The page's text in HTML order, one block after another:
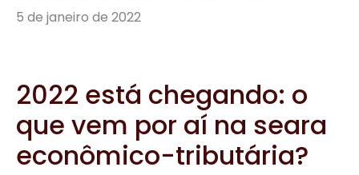
5 de janeiro de 2022
2022 está chegando: o
que vem por aí na seara
econômico-tributária?